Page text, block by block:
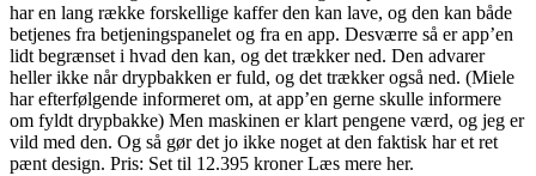
har en lang række forskellige kaffer den kan lave, og den kan både
betjenes fra betjeningspanelet og fra en app. Desværre så er app’en
lidt begrænset i hvad den kan, og det trækker ned. Den advarer
heller ikke når drypbakken er fuld, og det trækker også ned. (Miele
har efterfølgende informeret om, at app’en gerne skulle informere
om fyldt drypbakke) Men maskinen er klart pengene værd, og jeg er
vild med den. Og så gør det jo ikke noget at den faktisk har et ret
pænt design. Pris: Set til 12.395 kroner Læs mere her.